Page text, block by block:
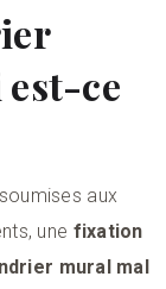
ce
aux
une fixation
mural mal